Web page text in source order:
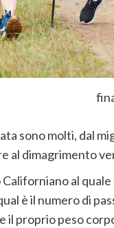
sono molti, dal
al dimagrimento
al
è il numero di
il proprio peso